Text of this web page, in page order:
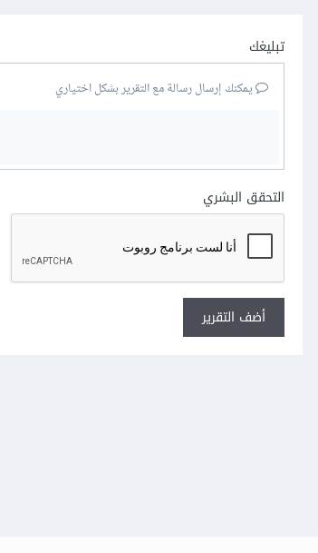
تبليغك
يمكنك إرسال رسالة مع التقرير بشكل اختياري
التحقق البشري
أضف التقرير